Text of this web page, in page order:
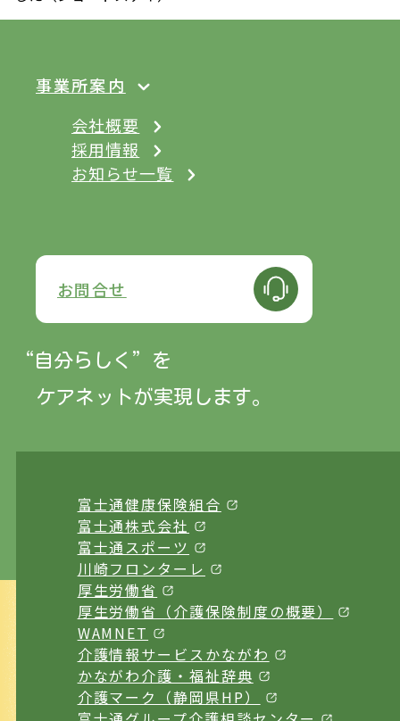
“自分らしく” を
ケアネットが実現します。
お問合せ
事業所案内
会社概要
採用情報
お知らせ一覧
富士通健康保険組合
富士通株式会社
富士通スポーツ
川崎フロンターレ
厚生労働省
厚生労働省（介護保険制度の概要）
WAMNET
介護情報サービスかながわ
かながわ介護・福祉辞典
介護マーク（静岡県HP）